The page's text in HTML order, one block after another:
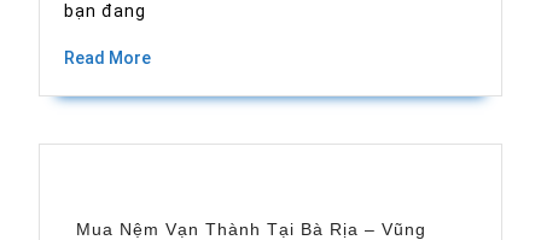
bạn đang
Read MoreRead
Mua Nệm Vạn Thành Tại Bà Rịa – Vũng